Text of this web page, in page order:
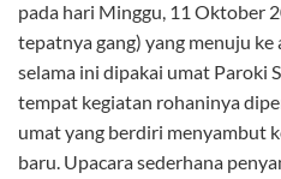
pada hari Minggu, 11 Oktober
tepatnya gang) yang menuju
selama ini dipakai umat Paroki
tempat kegiatan rohaninya
umat yang berdiri menyambut
baru. Upacara sederhana